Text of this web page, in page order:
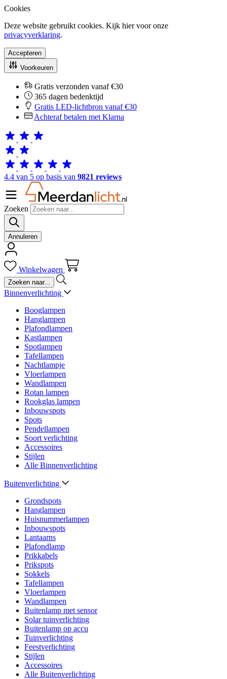
Cookies
Deze website gebruikt cookies. Kijk hier voor onze
privacyverklaring.
Accepteren
Voorkeuren
Gratis verzonden vanaf €30
365 dagen bedenktijd
Gratis LED-lichtbron vanaf €30
Achteraf betalen met Klarna
4.4 van 5 op basis van 9821 reviews
Zoeken
Annuleren
Winkelwagen
Binnenverlichting
Booglampen
Hanglampen
Plafondlampen
Kastlampen
Spotlampen
Tafellampen
Nachtlampje
Vloerlampen
Wandlampen
Rotan lampen
Rookglas lampen
Inbouwspots
Spots
Pendellampen
Soort verlichting
Accessoires
Stijlen
Alle Binnenverlichting
Buitenverlichting
Grondspots
Hanglampen
Huisnummerlampen
Inbouwspots
Lantaarns
Plafondlamp
Prikkabels
Prikspots
Sokkels
Tafellampen
Vloerlampen
Wandlampen
Buitenlamp met sensor
Solar tuinverlichting
Buitenlamp op accu
Tuinverlichting
Feestverlichting
Stijlen
Accessoires
Alle Buitenverlichting